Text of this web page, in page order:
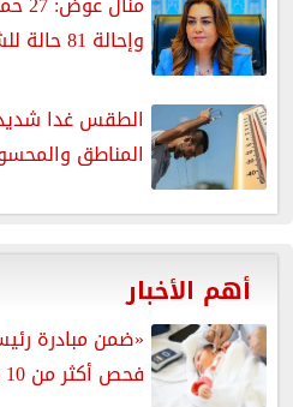
وإحالة 81 حالة للشئون القانونية
الطقس غدا شديد
المناطق والمحسوسة
أهم الأخبار
«ضمن مبادرة
فحص أكثر من 10 ملايين طفل للكشف...